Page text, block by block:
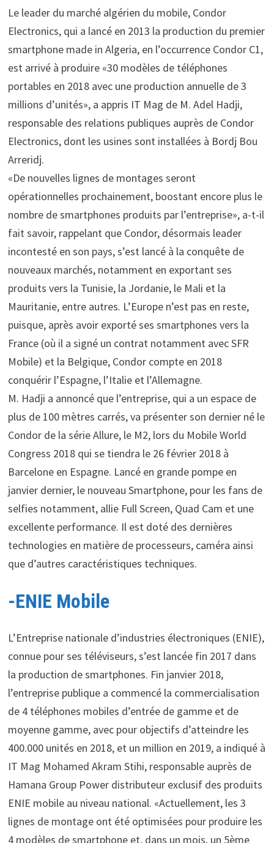
Le leader du marché algérien du mobile, Condor
Electronics, qui a lancé en 2013 la production du premier
smartphone made in Algeria, en l’occurrence Condor C1,
est arrivé à produire «30 modèles de téléphones
portables en 2018 avec une production annuelle de 3
millions d’unités», a appris IT Mag de M. Adel Hadji,
responsable des relations publiques auprès de Condor
Electronics, dont les usines sont installées à Bordj Bou
Arreridj.
«De nouvelles lignes de montages seront
opérationnelles prochainement, boostant encore plus le
nombre de smartphones produits par l’entreprise», a-t-il
fait savoir, rappelant que Condor, désormais leader
incontesté en son pays, s’est lancé à la conquête de
nouveaux marchés, notamment en exportant ses
produits vers la Tunisie, la Jordanie, le Mali et la
Mauritanie, entre autres. L’Europe n’est pas en reste,
puisque, après avoir exporté ses smartphones vers la
France (où il a signé un contrat notamment avec SFR
Mobile) et la Belgique, Condor compte en 2018
conquérir l’Espagne, l’Italie et l’Allemagne.
M. Hadji a annoncé que l’entreprise, qui a un espace de
plus de 100 mètres carrés, va présenter son dernier né le
Condor de la série Allure, le M2, lors du Mobile World
Congress 2018 qui se tiendra le 26 février 2018 à
Barcelone en Espagne. Lancé en grande pompe en
janvier dernier, le nouveau Smartphone, pour les fans de
selfies notamment, allie Full Screen, Quad Cam et une
excellente performance. Il est doté des dernières
technologies en matière de processeurs, caméra ainsi
que d’autres caractéristiques techniques.
-ENIE Mobile
L’Entreprise nationale d’industries électroniques (ENIE),
connue pour ses téléviseurs, s’est lancée fin 2017 dans
la production de smartphones. Fin janvier 2018,
l’entreprise publique a commencé la commercialisation
de 4 téléphones mobiles d’entrée de gamme et de
moyenne gamme, avec pour objectifs d’atteindre les
400.000 unités en 2018, et un million en 2019, a indiqué à
IT Mag Mohamed Akram Stihi, responsable auprès de
Hamana Group Power distributeur exclusif des produits
ENIE mobile au niveau national. «Actuellement, les 3
lignes de montage ont été optimisées pour produire les
4 modèles de smartphone et, dans un mois, un 5ème